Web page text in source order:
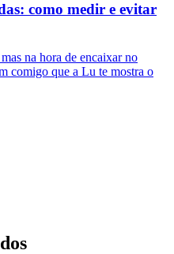
como medir e evitar
na hora de encaixar no
comigo que a Lu te mostra o